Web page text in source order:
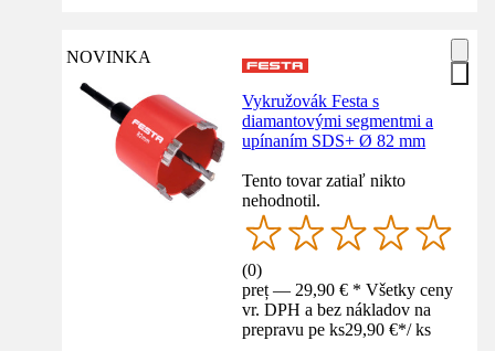
NOVINKA
Vykružovák Festa s
diamantovými segmentmi a
upínaním SDS+ Ø 82 mm
Tento tovar zatiaľ nikto
nehodnotil.
(0)
preț — 29,90 € * Všetky ceny
vr. DPH a bez nákladov na
prepravu pe ks29,90 €*/ ks